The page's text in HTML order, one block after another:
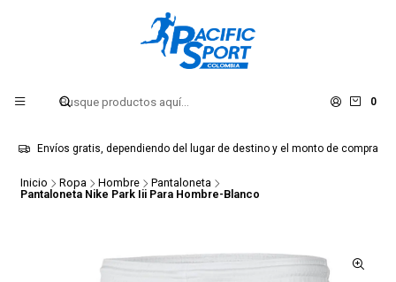
0
Envíos gratis, dependiendo del lugar de destino y el monto de compra
Inicio Ropa Hombre
Pantaloneta
Pantaloneta Nike Park Iii Para Hombre-Blanco